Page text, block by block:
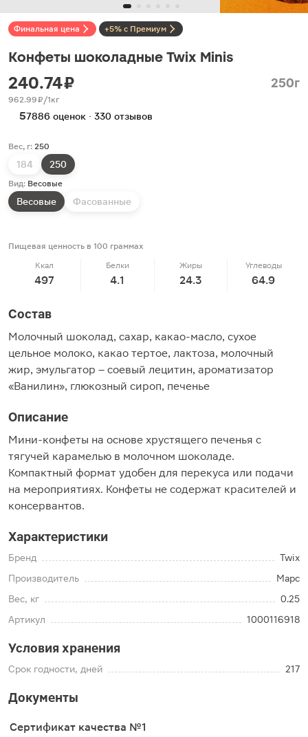
Финальная цена +5% с Премиум
Конфеты шоколадные Twix Minis
240.74 ₽ 250г
962.99 ₽/1кг
57886 оценок · 330 отзывов
Вес, г: 250
184 250
Вид: Весовые
Весовые Фасованные
Пищевая ценность в 100 граммах
Ккал
497
Белки
4.1
Жиры
24.3
Углеводы
64.9
Состав
Молочный шоколад, сахар, какао-масло, сухое
цельное молоко, какао тертое, лактоза, молочный
жир, эмульгатор – соевый лецитин, ароматизатор
«Ванилин», глюкозный сироп, печенье
Описание
Мини-конфеты на основе хрустящего печенья с
тягучей карамелью в молочном шоколаде.
Компактный формат удобен для перекуса или подачи
на мероприятиях. Конфеты не содержат красителей и
консервантов.
Характеристики
Бренд
Twix
Производитель
Марс
Вес, кг
0.25
Артикул
1000116918
Условия хранения
Срок годности, дней 217
Документы
Сертификат качества №1